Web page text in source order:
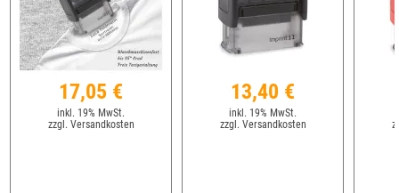
17,05 €
inkl. 19% MwSt.
zzgl. Versandkosten
13,40 €
inkl. 19% MwSt.
zzgl. Versandkosten